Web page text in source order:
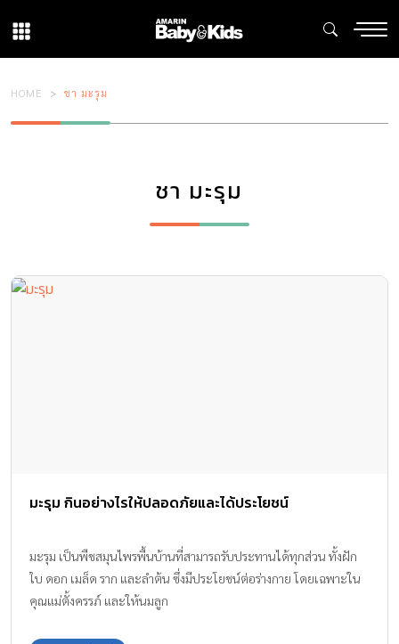
HOME ชา มะรุม
ชา มะรุม
มะรุม กินอย่างไรให้ปลอดภัยและได้ประโยชน์
มะรุม เป็นพืชสมุนไพรพื้นบ้านที่สามารถรับประทานได้ทุกส่วน ทั้งฝัก
ใบ ดอก เมล็ด ราก และลำต้น ซึ่งมีประโยชน์ต่อร่างกาย โดยเฉพาะใน
คุณแม่ตั้งครรภ์ และให้นมลูก